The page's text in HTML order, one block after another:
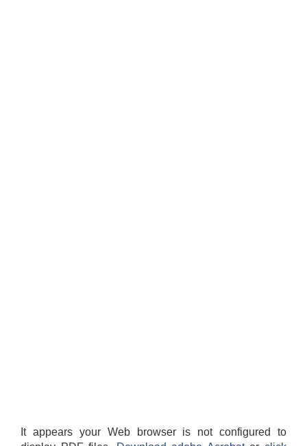
It appears your Web browser is not configured to